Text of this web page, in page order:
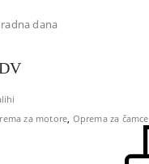
dana
za motore Oprema za čamce